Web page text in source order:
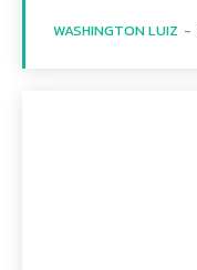
WASHINGTON LUIZ -